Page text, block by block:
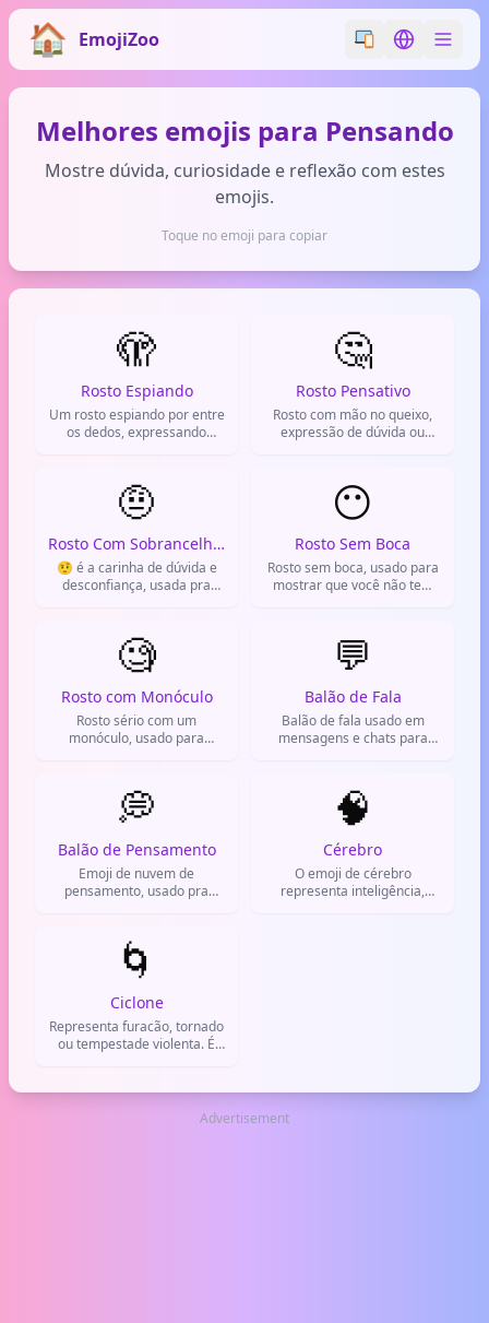
EmojiZoo Switch emoji
Switch
Melhores emojis para Pensando
Mostre dúvida, curiosidade e reflexão com estes
emojis.
Toque no emoji para copiar
🫣
Rosto Espiando
Um rosto espiando por entre
os dedos, expressando
🤔
Rosto Pensativo
Rosto com mão no queixo,
expressão de dúvida ou
no que responder.
🤨
Rosto Com Sobrancelha Levantada
🤨 é a carinha de dúvida e
desconfiança, usada pra
😶
Rosto Sem Boca
Rosto sem boca, usado para
mostrar que você não tem
🧐
Rosto com Monóculo
Rosto sério com um
monóculo, usado para
💬
Balão de Fala
Balão de fala usado em
mensagens e chats para
💭
Balão de Pensamento
Emoji de nuvem de
pensamento, usado pra
algo.
🧠
Cérebro
O emoji de cérebro
representa inteligência,
🌀
Ciclone
Representa furacão, tornado
ou tempestade violenta. É
extremo.
Advertisement